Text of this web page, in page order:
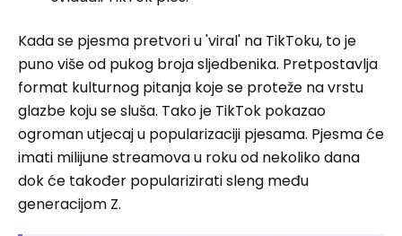
Kada se pjesma pretvori u 'viral' na TikToku, to je
puno više od pukog broja sljedbenika. Pretpostavlja
format kulturnog pitanja koje se proteže na vrstu
glazbe koju se sluša. Tako je TikTok pokazao
ogroman utjecaj u popularizaciji pjesama. Pjesma će
imati milijune streamova u roku od nekoliko dana
dok će također popularizirati sleng među
generacijom Z.